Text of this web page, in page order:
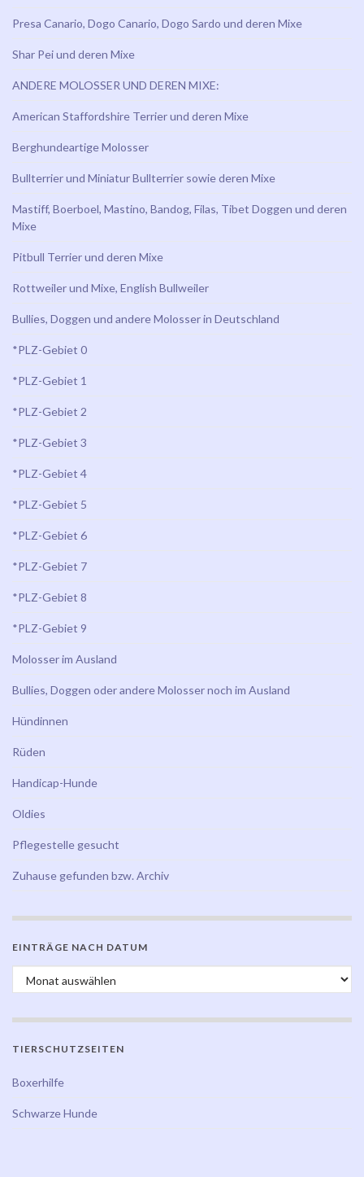
Presa Canario, Dogo Canario, Dogo Sardo und deren Mixe
Shar Pei und deren Mixe
ANDERE MOLOSSER UND DEREN MIXE:
American Staffordshire Terrier und deren Mixe
Berghundeartige Molosser
Bullterrier und Miniatur Bullterrier sowie deren Mixe
Mastiff, Boerboel, Mastino, Bandog, Filas, Tibet Doggen und deren
Mixe
Pitbull Terrier und deren Mixe
Rottweiler und Mixe, English Bullweiler
Bullies, Doggen und andere Molosser in Deutschland
*PLZ-Gebiet 0
*PLZ-Gebiet 1
*PLZ-Gebiet 2
*PLZ-Gebiet 3
*PLZ-Gebiet 4
*PLZ-Gebiet 5
*PLZ-Gebiet 6
*PLZ-Gebiet 7
*PLZ-Gebiet 8
*PLZ-Gebiet 9
Molosser im Ausland
Bullies, Doggen oder andere Molosser noch im Ausland
Hündinnen
Rüden
Handicap-Hunde
Oldies
Pflegestelle gesucht
Zuhause gefunden bzw. Archiv
EINTRÄGE NACH DATUM
Einträge nach Datum
TIERSCHUTZSEITEN
Boxerhilfe
Schwarze Hunde